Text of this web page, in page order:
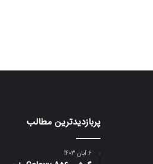
پربازدیدترین مطالب
6 آبان 1403
موتورولا
عجیب